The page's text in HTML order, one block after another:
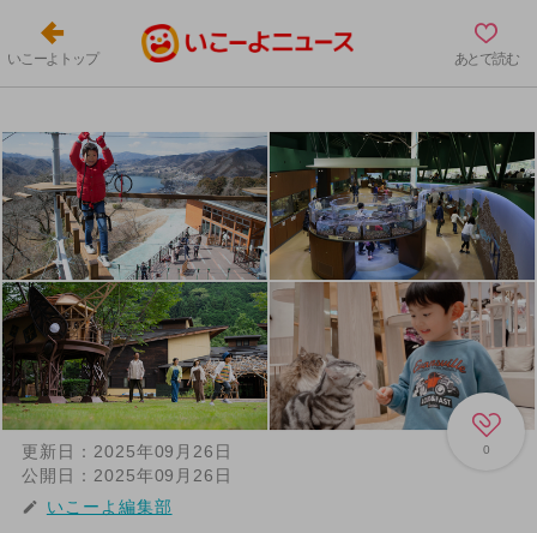
いこーよトップ あとで読む
0
更新日： 2025年09月26日
公開日： 2025年09月26日
いこーよ編集部